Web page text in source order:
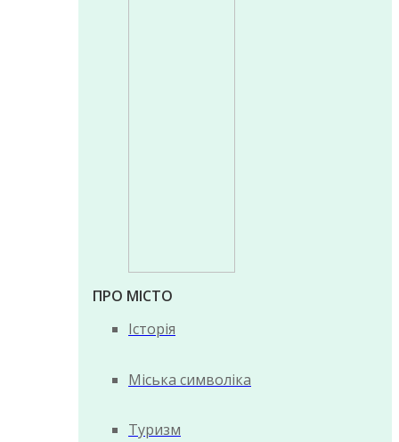
ПРО МІСТО
Історія
Міська символіка
Туризм